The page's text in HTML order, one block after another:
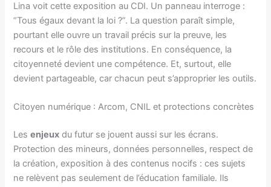
Lina voit cette exposition au CDI. Un panneau interroge :
“Tous égaux devant la loi ?”. La question paraît simple,
pourtant elle ouvre un travail précis sur la preuve, les
recours et le rôle des institutions. En conséquence, la
citoyenneté devient une compétence. Et, surtout, elle
devient partageable, car chacun peut s’approprier les outils.
Citoyen numérique : Arcom, CNIL et protections concrètes
Lesenjeux du futur se jouent aussi sur les écrans.
Protection des mineurs, données personnelles, respect de
la création, exposition à des contenus nocifs : ces sujets
ne relèvent pas seulement de l’éducation familiale. Ils